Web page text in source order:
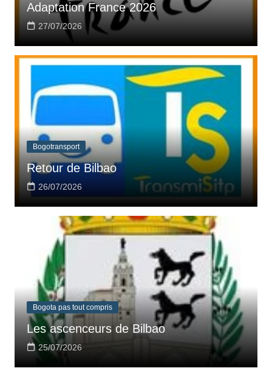
Adaptation France 2026
27/07/2026
Bogotransport
Retour de Bilbao
26/07/2026
Bogota pas tout compris
Les ascenceurs de Bilbao
25/07/2026